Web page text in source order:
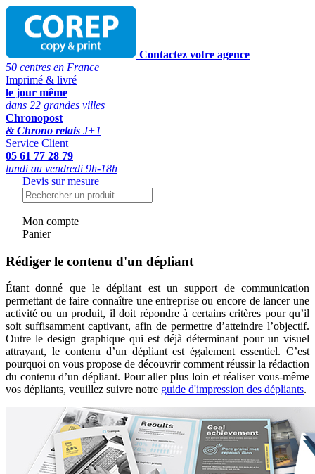
Contactez votre agence
50 centres en France
Imprimé & livré
le jour même
dans 22 grandes villes
Chronopost
& Chrono relais J+1
Service Client
05 61 77 28 79
lundi au vendredi 9h-18h
Devis sur mesure
Mon compte
Panier
Rédiger le contenu d'un dépliant
Étant donné que le dépliant est un support de communication
permettant de faire connaître une entreprise ou encore de lancer une
activité ou un produit, il doit répondre à certains critères pour qu’il
soit suffisamment captivant, afin de permettre d’atteindre l’objectif.
Outre le design graphique qui est déjà déterminant pour un visuel
attrayant, le contenu d’un dépliant est également essentiel. C’est
pourquoi on vous propose de découvrir comment réussir la rédaction
du contenu d’un dépliant. Pour aller plus loin et réaliser vous-même
vos dépliants, veuillez suivre notre guide d'impression des dépliants.